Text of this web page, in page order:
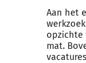
Aan het
opzichte
mat.